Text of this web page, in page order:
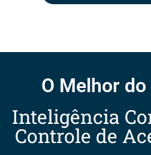
O Melhor
Inteligência
Controle de